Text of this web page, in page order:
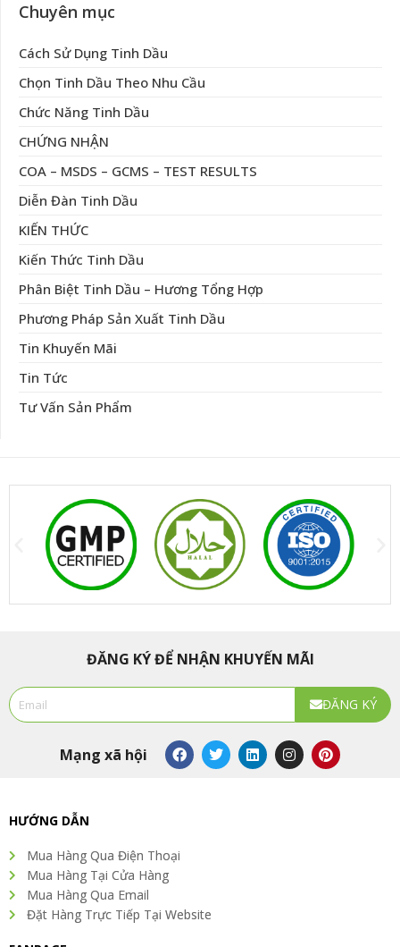
Chuyên mục
Cách Sử Dụng Tinh Dầu
Chọn Tinh Dầu Theo Nhu Cầu
Chức Năng Tinh Dầu
CHỨNG NHẬN
COA – MSDS – GCMS – TEST RESULTS
Diễn Đàn Tinh Dầu
KIẾN THỨC
Kiến Thức Tinh Dầu
Phân Biệt Tinh Dầu – Hương Tổng Hợp
Phương Pháp Sản Xuất Tinh Dầu
Tin Khuyến Mãi
Tin Tức
Tư Vấn Sản Phẩm
ĐĂNG KÝ ĐỂ NHẬN KHUYẾN MÃI
Email
ĐĂNG KÝ
Mạng xã hội F
a
c
k
T
w
i
L
i
n
I
n
s
P
i
n
HƯỚNG DẪN
Mua Hàng Qua Điện Thoại
Mua Hàng Tại Cửa Hàng
Mua Hàng Qua Email
Đặt Hàng Trực Tiếp Tại Website